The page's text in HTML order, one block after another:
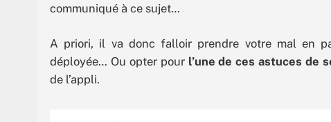
communiqué à ce sujet…
A priori, il va donc falloir prendre votre mal en
déployée… Ou opter pour l’une de ces astuces de
de l’appli.